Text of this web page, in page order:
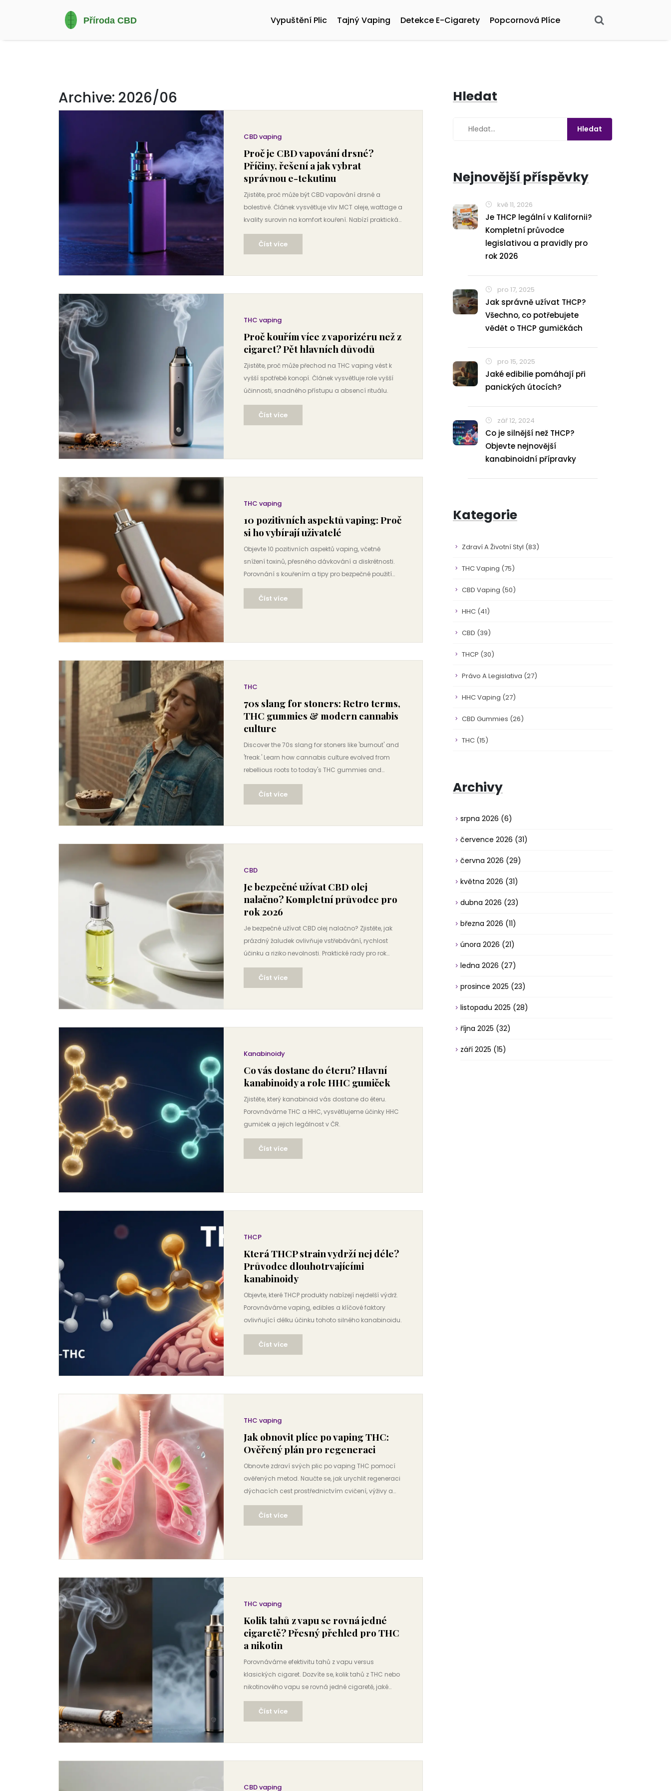
Vypuštění Plic Tajný Vaping Detekce E-Cigarety Popcornová Plíce
Archive: 2026/06
CBD vaping
Proč je CBD vapování drsné?
Příčiny, řešení a jak vybrat
správnou e-tekutinu
Zjistěte, proč může být CBD vapování drsné a
bolestivé. Článek vysvětluje vliv MCT oleje, wattage a
kvality surovin na komfort kouření. Nabízí praktická
řešení pro hladší zážitek.
Číst více
THC vaping
Proč kouřím více z vaporizéru než z
cigaret? Pět hlavních důvodů
Zjistěte, proč může přechod na THC vaping vést k
vyšší spotřebě konopí. Článek vysvětluje role vyšší
účinnosti, snadného přístupu a absencí rituálu.
Číst více
THC vaping
10 pozitivních aspektů vaping: Proč
si ho vybírají uživatelé
Objevte 10 pozitivních aspektů vaping, včetně
snížení toxinů, přesného dávkování a diskrétnosti.
Porovnání s kouřením a tipy pro bezpečné použití
THC.
Číst více
THC
70s slang for stoners: Retro terms,
THC gummies & modern cannabis
culture
Discover the 70s slang for stoners like 'burnout' and
'freak.' Learn how cannabis culture evolved from
rebellious roots to today's THC gummies and
mainstream acceptance.
Číst více
CBD
Je bezpečné užívat CBD olej
nalačno? Kompletní průvodce pro
rok 2026
Je bezpečné užívat CBD olej nalačno? Zjistěte, jak
prázdný žaludek ovlivňuje vstřebávání, rychlost
účinku a riziko nevolnosti. Praktické rady pro rok
2026.
Číst více
Kanabinoidy
Co vás dostane do éteru? Hlavní
kanabinoidy a role HHC gumiček
Zjistěte, který kanabinoid vás dostane do éteru.
Porovnáváme THC a HHC, vysvětlujeme účinky HHC
gumiček a jejich legálnost v ČR.
Číst více
THCP
Která THCP strain vydrží nej déle?
Průvodce dlouhotrvajícími
kanabinoidy
Objevte, které THCP produkty nabízejí nejdelší výdrž.
Porovnáváme vaping, edibles a klíčové faktory
ovlivňující délku účinku tohoto silného kanabinoidu.
Číst více
THC vaping
Jak obnovit plíce po vaping THC:
Ověřený plán pro regeneraci
Obnovte zdraví svých plic po vaping THC pomocí
ověřených metod. Naučte se, jak urychlit regeneraci
dýchacích cest prostřednictvím cvičení, výživy a
dýchacích technik.
Číst více
THC vaping
Kolik tahů z vapu se rovná jedné
cigaretě? Přesný přehled pro THC
a nikotin
Porovnáváme efektivitu tahů z vapu versus
klasických cigaret. Dozvíte se, kolik tahů z THC nebo
nikotinového vapu se rovná jedné cigaretě, jaké
faktory ovlivňují dávku a jak bezpečně přejít na
vaping.Číst více
CBD vaping
Hledat
Nejnovější příspěvky
kvě 11, 2026
Je THCP legální v Kalifornii?
Kompletní průvodce
legislativou a pravidly pro
rok 2026
pro 17, 2025
Jak správně užívat THCP?
Všechno, co potřebujete
vědět o THCP gumičkách
pro 15, 2025
Jaké edibilie pomáhají při
panických útocích?
zář 12, 2024
Co je silnější než THCP?
Objevte nejnovější
kanabinoidní přípravky
Kategorie
Zdraví A Životní Styl (83)
THC Vaping (75)
CBD Vaping (50)
HHC (41)
CBD (39)
THCP (30)
Právo A Legislativa (27)
HHC Vaping (27)
CBD Gummies (26)
THC (15)
Archivy
srpna 2026 (6)
července 2026 (31)
června 2026 (29)
května 2026 (31)
dubna 2026 (23)
března 2026 (11)
února 2026 (21)
ledna 2026 (27)
prosince 2025 (23)
listopadu 2025 (28)
října 2025 (32)
září 2025 (15)